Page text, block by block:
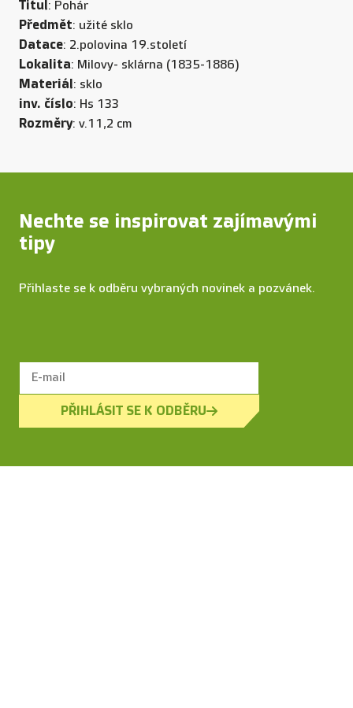
Titul: Pohár
Předmět: užité sklo
Datace: 2.polovina 19.století
Lokalita: Milovy- sklárna (1835-1886)
Materiál: sklo
inv. číslo: Hs 133
Rozměry: v.11,2 cm
Nechte se inspirovat zajímavými
tipy
Přihlaste se k odběru vybraných novinek a pozvánek.
PŘIHLÁSIT SE K ODBĚRU